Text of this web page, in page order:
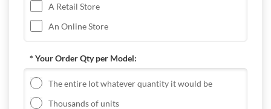
A Retail Store
An Online Store
* Your Order Qty per Model:
The entire lot whatever quantity it would be
Thousands of units